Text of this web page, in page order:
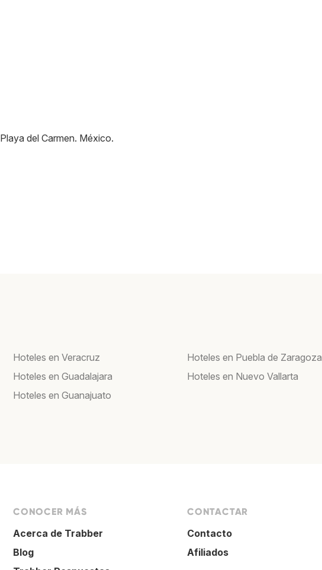
Playa del Carmen. México.
Hoteles en Veracruz
Hoteles en Guadalajara
Hoteles en Guanajuato
Hoteles en Puebla de Zaragoza
Hoteles en Nuevo Vallarta
CONOCER MÁS
Acerca de Trabber
Blog
CONTACTAR
Contacto
Afiliados